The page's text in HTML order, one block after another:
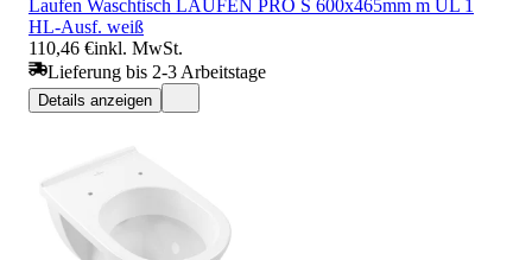
Laufen Waschtisch LAUFEN PRO S 600x465mm m ÜL 1
HL-Ausf. weiß
110,46 €inkl. MwSt.
Lieferung bis 2-3 Arbeitstage
Details anzeigen